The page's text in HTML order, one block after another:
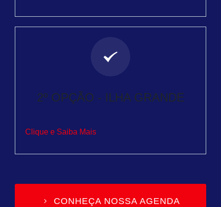
2º OPÇÃO - ILHA GRANDE
Clique e Saiba Mais
CONHEÇA NOSSA AGENDA